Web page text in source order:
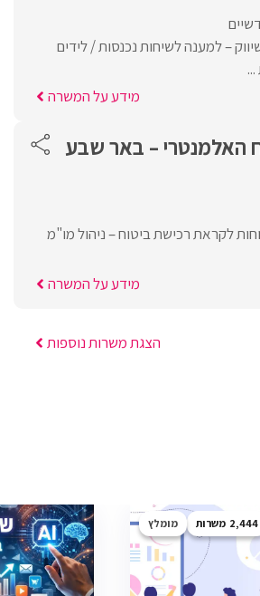
– למענה לשיחות נכנסות / לידים
מידע על המשרה
האלמנטרי – באר שבע
לקראת רכישת ביטוח – ניהול מו"מ
מידע על המשרה
הצגת משרות נוספות
2,444 מומלץ